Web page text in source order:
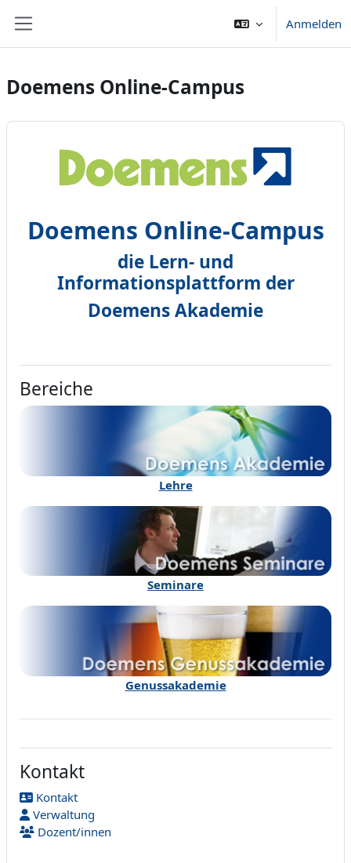
Anmelden
Doemens Online-Campus
Doemens Online-Campus
die Lern- und
Informationsplattform der
Doemens Akademie
Bereiche
Lehre
Seminare
Genussakademie
Kontakt
Kontakt
Verwaltung
Dozent/innen